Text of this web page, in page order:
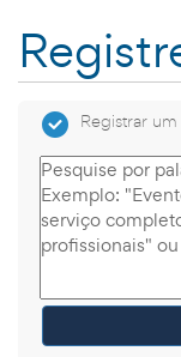
Registrar